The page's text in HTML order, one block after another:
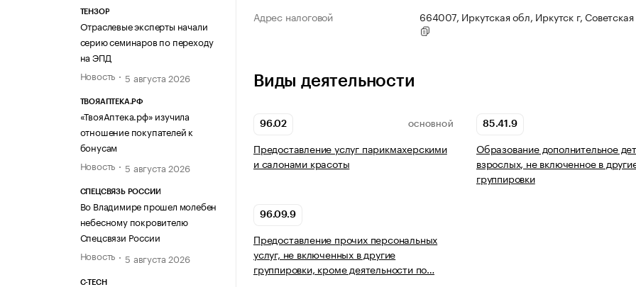
ТЕНЗОР
Отраслевые эксперты начали
серию семинаров по переходу
на ЭПД
Новость
5 августа 2026
ТВОЯАПТЕКА.РФ
«ТвояАптека.рф» изучила
отношение покупателей к
бонусам
Новость
5 августа 2026
СПЕЦСВЯЗЬ РОССИИ
Во Владимире прошел молебен
небесному покровителю
Спецсвязи России
Новость
5 августа 2026
C-TECH
Адрес налоговой
664007, Иркутская обл, Иркутск г,
Виды деятельности
96.02 ОСНОВНОЙ
Предоставление услуг парикмахерскими
и салонами красоты
85.41.9
Образование дополнительное
взрослых, не включенное в
группировки
96.09.9
Предоставление прочих персональных
услуг, не включенных в другие
группировки, кроме деятельности по…